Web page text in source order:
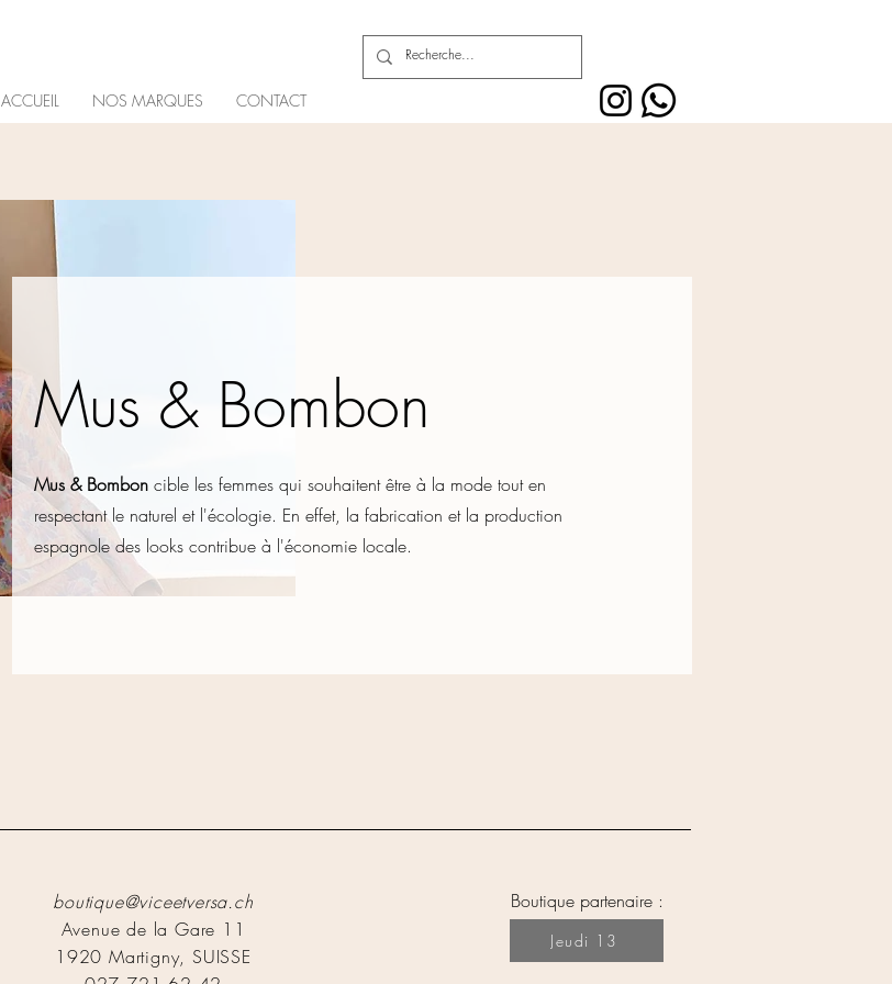
ACCUEIL NOS MARQUES CONTACT
Mus & Bombon
Mus & Bombon cible les femmes qui souhaitent être à la mode tout en
respectant le naturel et l'écologie. En effet, la fabrication et la production
espagnole des looks contribue à l'économie locale.
boutique@viceetversa.ch
Avenue de la Gare 11
1920 Martigny, SUISSE
Boutique partenaire :
Jeudi 13